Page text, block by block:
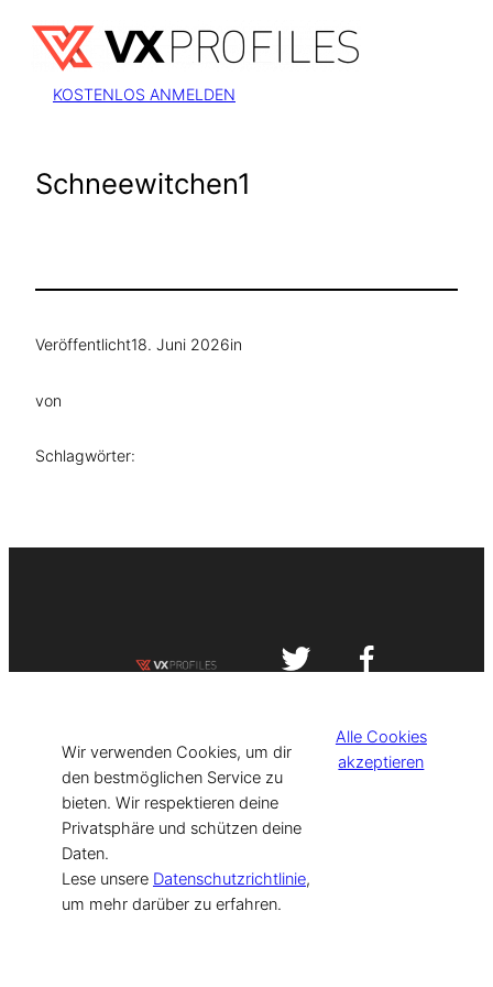
Inhalt
springen
KOSTENLOS ANMELDEN
Schneewitchen1
Veröffentlicht18. Juni 2026in
von
Schlagwörter:
[current_year] VISIT-X. Made with
for Models & Influencers!
Wir verwenden Cookies, um dir
den bestmöglichen Service zu
bieten. Wir respektieren deine
Privatsphäre und schützen deine
Daten.
Lese unsere Datenschutzrichtlinie,
um mehr darüber zu erfahren.
Alle Cookies
akzeptieren